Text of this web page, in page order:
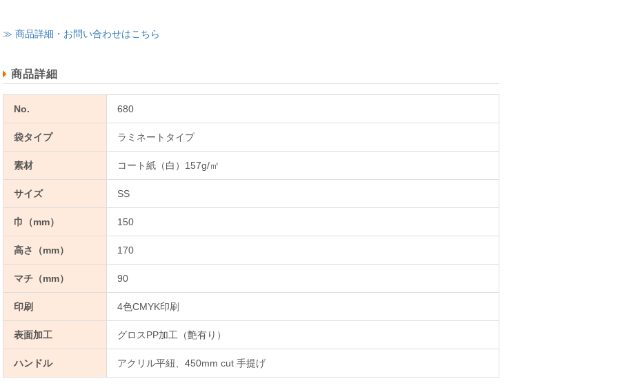
≫ 商品詳細・お問い合わせはこちら
商品詳細
No. 680
袋タイプ ラミネートタイプ
素材 コート紙（白）157g/㎡
サイズ SS
巾（mm） 150
高さ（mm） 170
マチ（mm） 90
印刷 4色CMYK印刷
表面加工 グロスPP加工（艶有り）
ハンドル アクリル平紐、450mm cut 手提げ